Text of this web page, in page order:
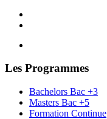
Les Programmes
Bachelors Bac +3
Masters Bac +5
Formation Continue